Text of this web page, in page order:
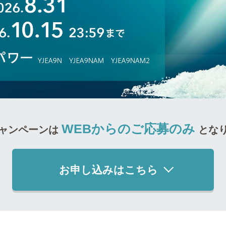
ンペーンは WEBからのご応募のみ とな
お申し込みはこちら